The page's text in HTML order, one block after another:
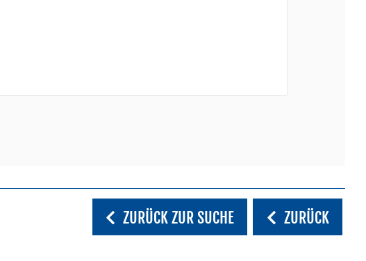
ZURÜCK ZUR SUCHE ZURÜCK